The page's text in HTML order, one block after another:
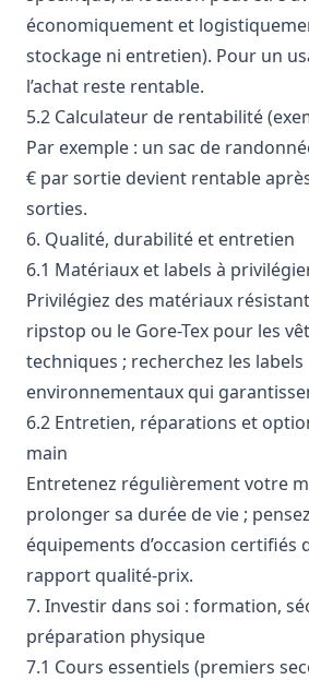
économiquement et
stockage ni entretien). Pour un
l’achat reste rentable.
5.2 Calculateur de rentabilité
Par exemple : un sac de
€ par sortie devient rentable
sorties.
6. Qualité, durabilité et entretien
6.1 Matériaux et labels à
Privilégiez des matériaux
ripstop ou le Gore-Tex pour les
techniques ; recherchez les labels
environnementaux qui
6.2 Entretien, réparations et
main
Entretenez régulièrement votre
prolonger sa durée de vie ;
équipements d’occasion
rapport qualité-prix.
7. Investir dans soi : formation,
préparation physique
7.1 Cours essentiels (premiers